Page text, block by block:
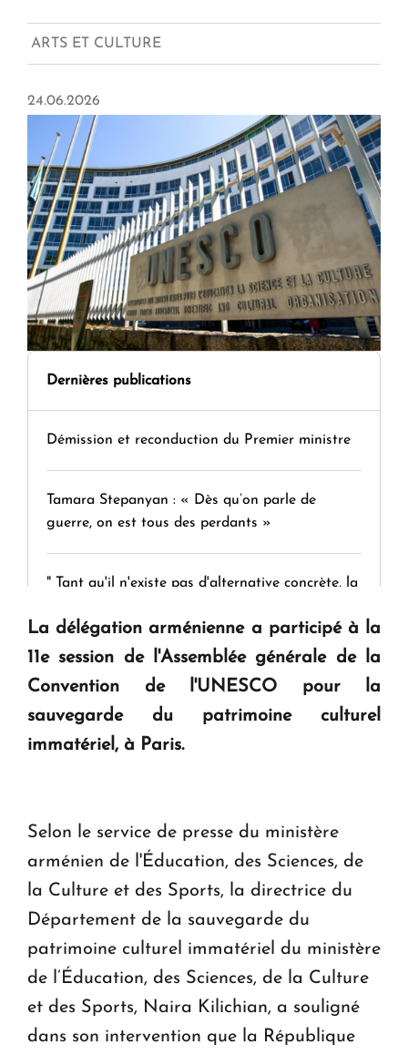
ARTS ET CULTURE
24.06.2026
Dernières publications
Démission et reconduction du Premier ministre
Tamara Stepanyan : « Dès qu’on parle de
guerre, on est tous des perdants »
" Tant qu'il n'existe pas d'alternative concrète, la
KASA : 30 ans d'audace, de résilience et d'avenir
en Arménie
Le premier hôtel Hyatt Regency d'Arménie
La délégation arménienne a participé à la
11e session de l'Assemblée générale de la
Convention de l'UNESCO pour la
sauvegarde du patrimoine culturel
immatériel, à Paris.
Selon le service de presse du ministère
arménien de l'Éducation, des Sciences, de
la Culture et des Sports, la directrice du
Département de la sauvegarde du
patrimoine culturel immatériel du ministère
de l’Éducation, des Sciences, de la Culture
et des Sports, Naira Kilichian, a souligné
dans son intervention que la République